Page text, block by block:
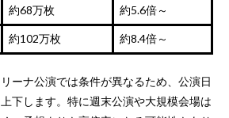
約68万枚 約5.6倍～
約102万枚 約8.4倍～
ーナ公演では条件が異なるため、公演日
下します。特に週末公演や大規模会場は